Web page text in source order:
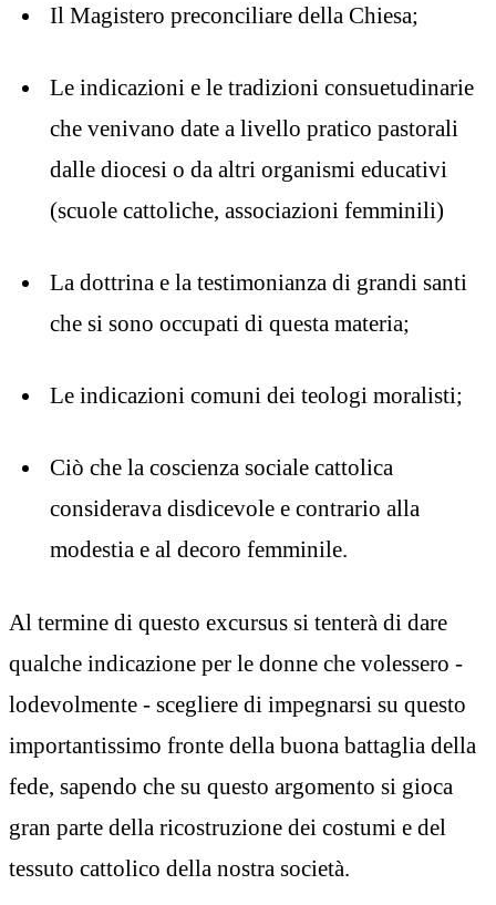
Il Magistero preconciliare della Chiesa;
Le indicazioni e le tradizioni consuetudinarie
che venivano date a livello pratico pastorali
dalle diocesi o da altri organismi educativi
(scuole cattoliche, associazioni femminili)
La dottrina e la testimonianza di grandi santi
che si sono occupati di questa materia;
Le indicazioni comuni dei teologi moralisti;
Ciò che la coscienza sociale cattolica
considerava disdicevole e contrario alla
modestia e al decoro femminile.
Al termine di questo excursus si tenterà di dare
qualche indicazione per le donne che volessero -
lodevolmente - scegliere di impegnarsi su questo
importantissimo fronte della buona battaglia della
fede, sapendo che su questo argomento si gioca
gran parte della ricostruzione dei costumi e del
tessuto cattolico della nostra società.